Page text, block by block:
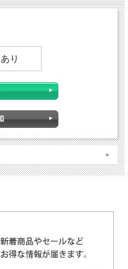
が上がり効率的な刺激を筋
あり